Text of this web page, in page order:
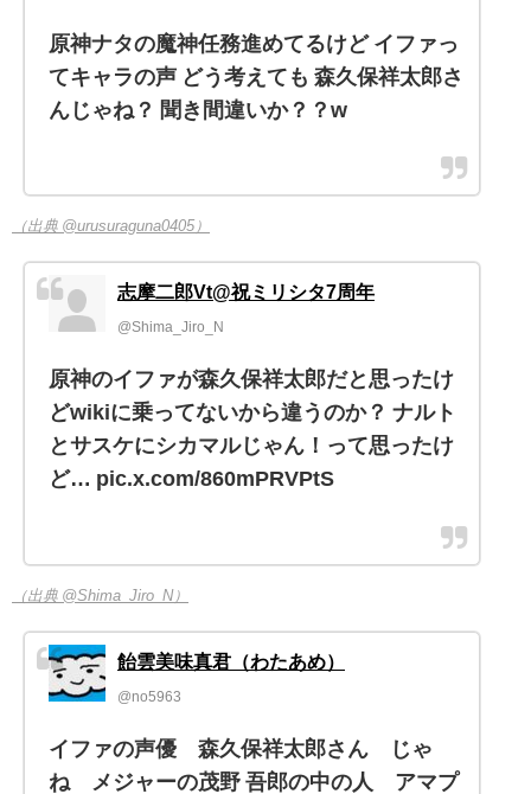
原神ナタの魔神任務進めてるけど イファっ
てキャラの声 どう考えても 森久保祥太郎さ
んじゃね？ 聞き間違いか？？w
（出典 @urusuraguna0405）
志摩二郎Vt@祝ミリシタ7周年
@Shima_Jiro_N
原神のイファが森久保祥太郎だと思ったけ
どwikiに乗ってないから違うのか？ ナルト
とサスケにシカマルじゃん！って思ったけ
ど… pic.x.com/860mPRVPtS
（出典 @Shima_Jiro_N）
飴雲美味真君（わたあめ）
@no5963
イファの声優 森久保祥太郎さん じゃ
ね メジャーの茂野 吾郎の中の人 アマプ